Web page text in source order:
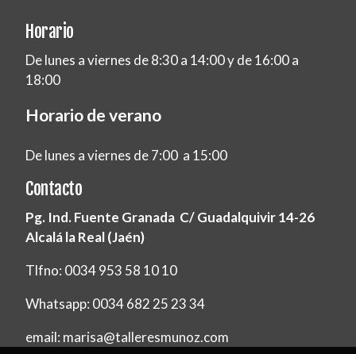
Horario
De lunes a viernes de 8:30 a 14:00 y de 16:00 a
18:00
Horario de verano
De lunes a viernes de 7:00 a 15:00
Contacto
Pg. Ind. Fuente Granada C/ Guadalquivir 14-26
Alcalá la Real (Jaén)
Tlfno: 0034 953 58 10 10
Whatsapp: 0034 682 25 23 34
email: marisa@talleresmunoz.com